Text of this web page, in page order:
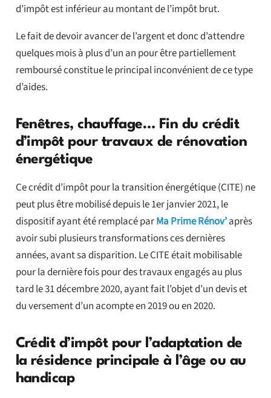
d’impôt est inférieur au montant de l’impôt brut.
Le fait de devoir avancer de l’argent et donc d’attendre
quelques mois à plus d’un an pour être partiellement
remboursé constitue le principal inconvénient de ce type
d’aides.
Fenêtres, chauffage… Fin du crédit
d’impôt pour travaux de rénovation
énergétique
Ce crédit d’impôt pour la transition énergétique (CITE) ne
peut plus être mobilisé depuis le 1er janvier 2021, le
dispositif ayant été remplacé parMa Prime Rénov’après
avoir subi plusieurs transformations ces dernières
années, avant sa disparition. Le CITE était mobilisable
pour la dernière fois pour des travaux engagés au plus
tard le 31 décembre 2020, ayant fait l’objet d’un devis et
du versement d’un acompte en 2019 ou en 2020.
Crédit d’impôt pour l’adaptation de
la résidence principale à l’âge ou au
handicap